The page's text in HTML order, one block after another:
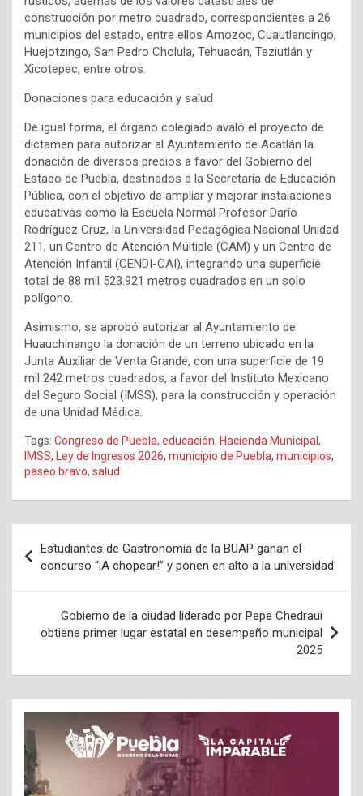
construcción por metro cuadrado, correspondientes a 26
municipios del estado, entre ellos Amozoc, Cuautlancingo,
Huejotzingo, San Pedro Cholula, Tehuacán, Teziutlán y
Xicotepec, entre otros.
Donaciones para educación y salud
De igual forma, el órgano colegiado avaló el proyecto de
dictamen para autorizar al Ayuntamiento de Acatlán la
donación de diversos predios a favor del Gobierno del
Estado de Puebla, destinados a la Secretaría de Educación
Pública, con el objetivo de ampliar y mejorar instalaciones
educativas como la Escuela Normal Profesor Darío
Rodríguez Cruz, la Universidad Pedagógica Nacional Unidad
211, un Centro de Atención Múltiple (CAM) y un Centro de
Atención Infantil (CENDI-CAI), integrando una superficie
total de 88 mil 523.921 metros cuadrados en un solo
polígono.
Asimismo, se aprobó autorizar al Ayuntamiento de
Huauchinango la donación de un terreno ubicado en la
Junta Auxiliar de Venta Grande, con una superficie de 19
mil 242 metros cuadrados, a favor del Instituto Mexicano
del Seguro Social (IMSS), para la construcción y operación
de una Unidad Médica.
Tags: Congreso de Puebla, educación, Hacienda Municipal,
IMSS, Ley de Ingresos 2026, municipio de Puebla, municipios,
paseo bravo, salud
de
entradas
Estudiantes de Gastronomía de la BUAP ganan el
concurso “¡A chopear!” y ponen en alto a la universidad
Gobierno de la ciudad liderado por Pepe Chedraui
obtiene primer lugar estatal en desempeño municipal
2025